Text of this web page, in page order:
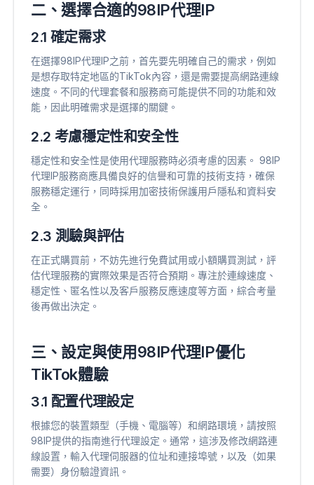
二、選擇合適的98IP代理IP
2.1 確定需求
在選擇98IP代理IP之前，首先要先明確自己的需求，例如
是想存取特定地區的TikTok內容，還是需要提高網路連線
速度。不同的代理套餐和服務商可能提供不同的功能和效
能，因此明確需求是選擇的關鍵。
2.2 考慮穩定性和安全性
穩定性和安全性是使用代理服務時必須考慮的因素。 98IP
代理IP服務商應具備良好的信譽和可靠的技術支持，確保
服務穩定運行，同時採用加密技術保護用戶隱私和資料安
全。
2.3 測驗與評估
在正式購買前，不妨先進行免費試用或小額購買測試，評
估代理服務的實際效果是否符合預期。專注於連線速度、
穩定性、匿名性以及客戶服務反應速度等方面，綜合考量
後再做出決定。
三、設定與使用98IP代理IP優化
TikTok體驗
3.1 配置代理設定
根據您的裝置類型（手機、電腦等）和網路環境，請按照
98IP提供的指南進行代理設定。通常，這涉及修改網路連
線設置，輸入代理伺服器的位址和連接埠號，以及（如果
需要）身份驗證資訊。